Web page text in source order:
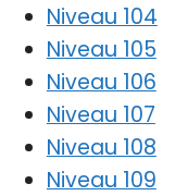
Niveau 104
Niveau 105
Niveau 106
Niveau 107
Niveau 108
Niveau 109